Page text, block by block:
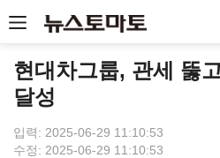
현대차그룹, 관세 뚫
달성
입력: 2025-06-29 11:10:53
수정: 2025-06-29 11:10:53